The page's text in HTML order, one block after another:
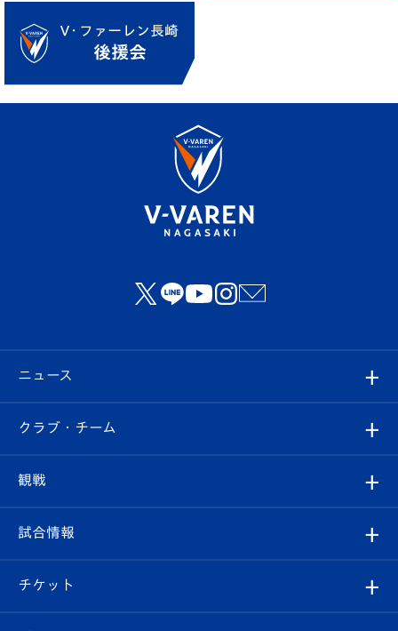
ニュース
すべて
クラブ
試合情報
クラブ・チーム
クラブ概要
エンブレム紹介
観戦
観戦ルール
はじめての観戦ガイド
試合情報
試合日程/結果
チケット